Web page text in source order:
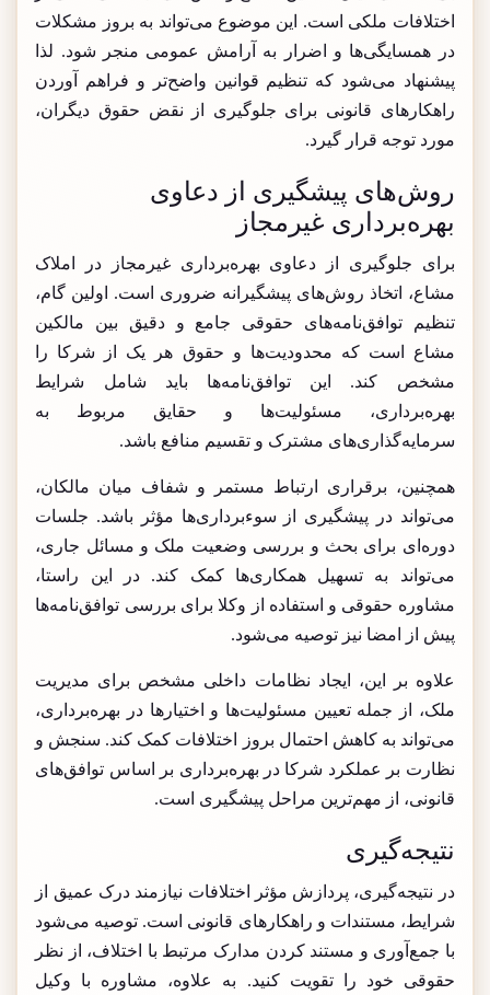
اختلافات ملکی است. این موضوع می‌تواند به بروز مشکلات
در همسایگی‌ها و اضرار به آرامش عمومی منجر شود. لذا
پیشنهاد می‌شود که تنظیم قوانین واضح‌تر و فراهم آوردن
راهکارهای قانونی برای جلوگیری از نقض حقوق دیگران،
مورد توجه قرار گیرد.
روش‌های پیشگیری از دعاوی
بهره‌برداری غیرمجاز
برای جلوگیری از دعاوی بهره‌برداری غیرمجاز در املاک
مشاع، اتخاذ روش‌های پیشگیرانه ضروری است. اولین گام،
تنظیم توافق‌نامه‌های حقوقی جامع و دقیق بین مالکین
مشاع است که محدودیت‌ها و حقوق هر یک از شرکا را
مشخص کند. این توافق‌نامه‌ها باید شامل شرایط
بهره‌برداری، مسئولیت‌ها و حقایق مربوط به
سرمایه‌گذاری‌های مشترک و تقسیم منافع باشد.
همچنین، برقراری ارتباط مستمر و شفاف میان مالکان،
می‌تواند در پیشگیری از سوءبرداری‌ها مؤثر باشد. جلسات
دوره‌ای برای بحث و بررسی وضعیت ملک و مسائل جاری،
می‌تواند به تسهیل همکاری‌ها کمک کند. در این راستا،
مشاوره حقوقی و استفاده از وکلا برای بررسی توافق‌نامه‌ها
پیش از امضا نیز توصیه می‌شود.
علاوه بر این، ایجاد نظامات داخلی مشخص برای مدیریت
ملک، از جمله تعیین مسئولیت‌ها و اختیارها در بهره‌برداری،
می‌تواند به کاهش احتمال بروز اختلافات کمک کند. سنجش و
نظارت بر عملکرد شرکا در بهره‌برداری بر اساس توافق‌های
قانونی، از مهم‌ترین مراحل پیشگیری است.
نتیجه‌گیری
در نتیجه‌گیری، پردازش مؤثر اختلافات نیازمند درک عمیق از
شرایط، مستندات و راهکارهای قانونی است. توصیه می‌شود
با جمع‌آوری و مستند کردن مدارک مرتبط با اختلاف، از نظر
حقوقی خود را تقویت کنید. به علاوه، مشاوره با وکیل